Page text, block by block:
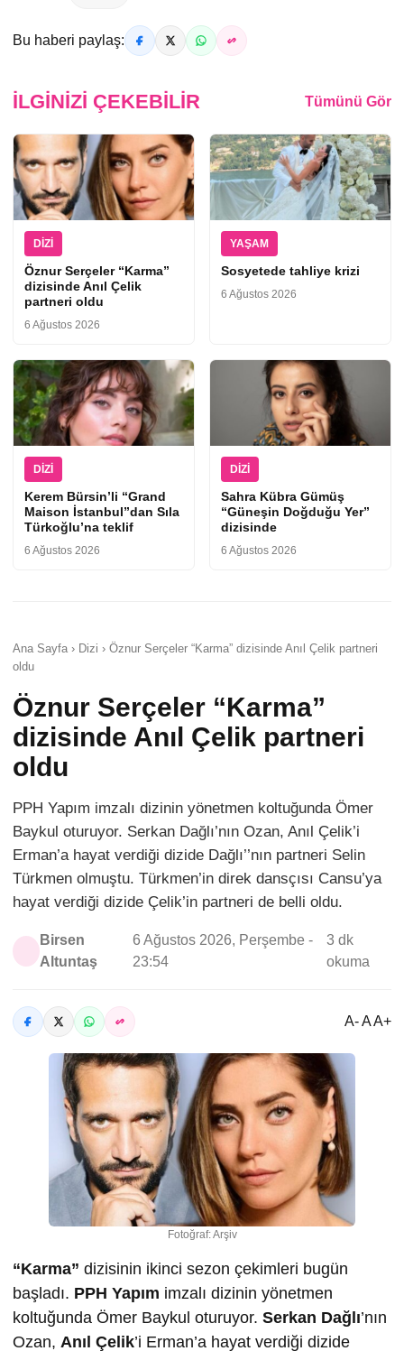
Bu haberi paylaş:
İLGINIZI ÇEKEBILIR Tümünü Gör
DIZI
Öznur Serçeler “Karma”
dizisinde Anıl Çelik
partneri oldu
6 Ağustos 2026
YAŞAM
Sosyetede tahliye krizi
6 Ağustos 2026
DIZI
Kerem Bürsin’li “Grand
Maison İstanbul”dan Sıla
Türkoğlu’na teklif
6 Ağustos 2026
DIZI
Sahra Kübra Gümüş
“Güneşin Doğduğu Yer”
dizisinde
6 Ağustos 2026
Ana Sayfa › Dizi › Öznur Serçeler “Karma” dizisinde Anıl Çelik partneri
oldu
Öznur Serçeler “Karma”
dizisinde Anıl Çelik partneri
oldu
PPH Yapım imzalı dizinin yönetmen koltuğunda Ömer
Baykul oturuyor. Serkan Dağlı’nın Ozan, Anıl Çelik’i
Erman’a hayat verdiği dizide Dağlı’’nın partneri Selin
Türkmen olmuştu. Türkmen’in direk dansçısı Cansu’ya
hayat verdiği dizide Çelik’in partneri de belli oldu.
Birsen
Altuntaş
6 Ağustos 2026, Perşembe -
23:54
3 dk
okuma
A- A A+
Fotoğraf: Arşiv
“Karma” dizisinin ikinci sezon çekimleri bugün
başladı. PPH Yapım imzalı dizinin yönetmen
koltuğunda Ömer Baykul oturuyor. Serkan Dağlı’nın
Ozan, Anıl Çelik’i Erman’a hayat verdiği dizide